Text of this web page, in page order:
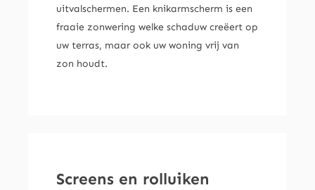
uitvalschermen. Een knikarmscherm is een
fraaie zonwering welke schaduw creëert op
uw terras, maar ook uw woning vrij van
zon houdt.
Screens en rolluiken